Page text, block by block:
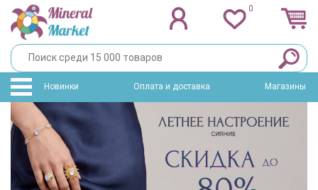
0
Новинки Оплата и доставка Магазины